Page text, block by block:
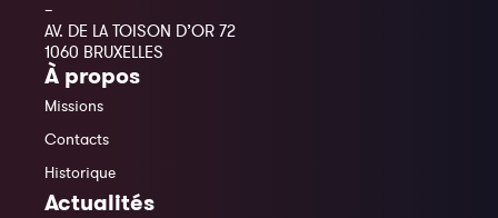
–
AV. DE LA TOISON D’OR 72
1060 BRUXELLES
À propos
Missions
Contacts
Historique
Actualités